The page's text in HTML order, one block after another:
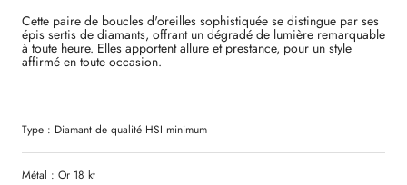
Cette paire de boucles d'oreilles sophistiquée se distingue par ses
épis sertis de diamants, offrant un dégradé de lumière remarquable
à toute heure. Elles apportent allure et prestance, pour un style
affirmé en toute occasion.
Type : Diamant de qualité HSI minimum
Métal : Or 18 kt